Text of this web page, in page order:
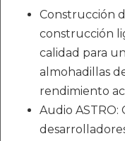
Construcción
construcción
calidad para
almohadillas
rendimiento
Audio ASTRO: